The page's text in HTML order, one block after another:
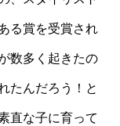
る賞を受賞され
数多く起きたの
たんだろう！と
直な子に育って